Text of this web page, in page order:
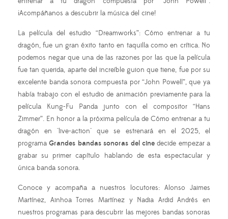
¡Acompáñanos a descubrir la música del cine!
La película del estudio “Dreamworks”: Cómo entrenar a tu
dragón, fue un gran éxito tanto en taquilla como en crítica. No
podemos negar que una de las razones por las que la película
fue tan querida, aparte del increíble guion que tiene, fue por su
excelente banda sonora compuesta por “John Powell”, que ya
había trabajo con el estudio de animación previamente para la
película Kung-Fu Panda junto con el compositor “Hans
Zimmer”. En honor a la próxima película de Cómo entrenar a tu
dragón en "live-action" que se estrenará en el 2025, el
programaGrandes bandas sonoras del cinedecide empezar a
grabar su primer capítulo hablando de esta espectacular y
única banda sonora.
Conoce y acompaña a nuestros locutores: Alonso Jaimes
Martínez, Ainhoa Torres Martínez y Nadia Ardid Andrés en
nuestros programas para descubrir las mejores bandas sonoras